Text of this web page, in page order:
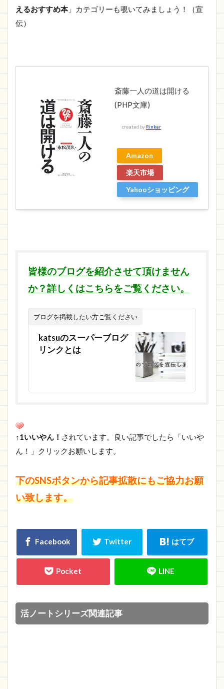
えるおすすめ本」カテゴリーも覗いてみましょう！（宣
伝）
斎藤一人の道は開ける
(PHP文庫)
created by Rinker
Amazon
楽天市場
Yahooショッピング
皆様のブログを紹介させて頂けません
か？詳しくはこちらをご覧ください。
ブログを掲載したい方ご覧ください
katsuのスーパーブログ
リンクとは
↑1いいやん！ されています。良い記事でしたら「いいや
ん！」クリックお願いします。
下のSNSボタンから記事拡散にもご協力お願
い致します。
活ノートシリーズ関連記事